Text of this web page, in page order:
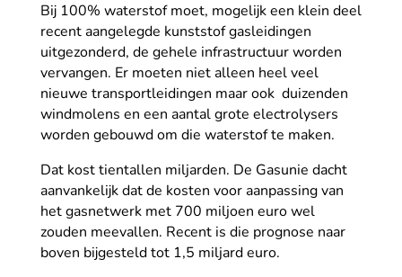
Bij 100% waterstof moet, mogelijk een klein deel
recent aangelegde kunststof gasleidingen
uitgezonderd, de gehele infrastructuur worden
vervangen. Er moeten niet alleen heel veel
nieuwe transportleidingen maar ook duizenden
windmolens en een aantal grote electrolysers
worden gebouwd om die waterstof te maken.
Dat kost tientallen miljarden. De Gasunie dacht
aanvankelijk dat de kosten voor aanpassing van
het gasnetwerk met 700 miljoen euro wel
zouden meevallen. Recent is die prognose naar
boven bijgesteld tot 1,5 miljard euro.